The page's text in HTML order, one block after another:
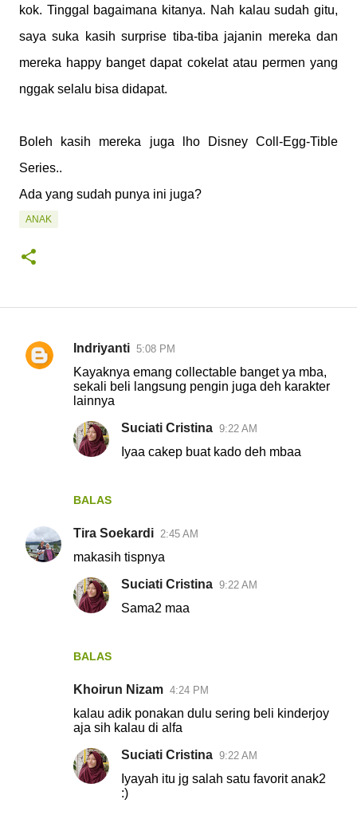
kok. Tinggal bagaimana kitanya. Nah kalau sudah gitu,
saya suka kasih surprise tiba-tiba jajanin mereka dan
mereka happy banget dapat cokelat atau permen yang
nggak selalu bisa didapat.
Boleh kasih mereka juga lho Disney Coll-Egg-Tible
Series..
Ada yang sudah punya ini juga?
ANAK
K
Indriyanti 5:08 PM
Kayaknya emang collectable banget ya mba,
sekali beli langsung pengin juga deh karakter
lainnya
BALAS
Suciati Cristina 9:22 AM
Iyaa cakep buat kado deh mbaa
Tira Soekardi 2:45 AM
makasih tispnya
BALAS
Suciati Cristina 9:22 AM
Sama2 maa
Khoirun Nizam 4:24 PM
kalau adik ponakan dulu sering beli kinderjoy
aja sih kalau di alfa
Suciati Cristina 9:22 AM
Iyayah itu jg salah satu favorit anak2
:)